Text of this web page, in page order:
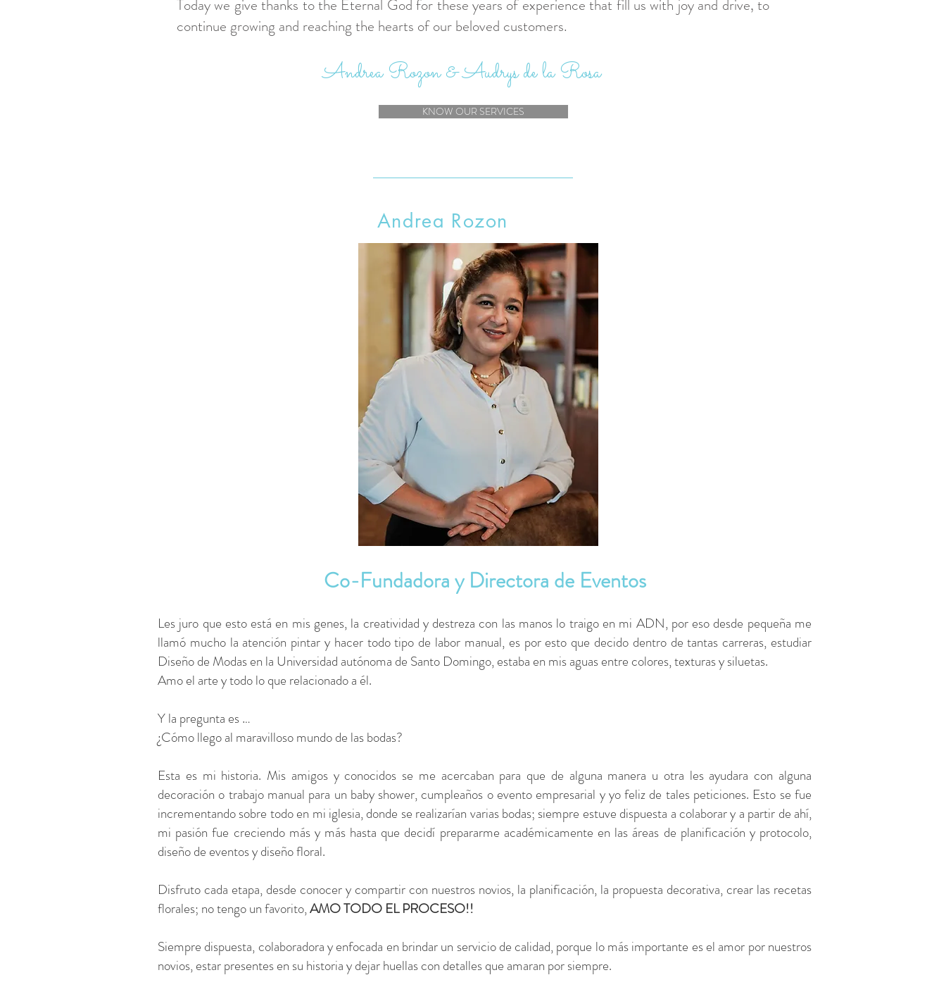
Today we give thanks to the Eternal God for these years of experience that fill us with joy and drive, to
continue growing and reaching the hearts of our beloved customers.
Andrea Rozon & Audrys de la Rosa
KNOW OUR SERVICES
Andrea Rozon
Les juro que esto está en mis genes, la creatividad y destreza con las manos lo traigo en mi ADN, por eso desde pequeña me
llamó mucho la atención pintar y hacer todo tipo de labor manual, es por esto que decido dentro de tantas carreras, estudiar
Diseño de Modas en la Universidad autónoma de Santo Domingo, estaba en mis aguas entre colores, texturas y siluetas.
Amo el arte y todo lo que relacionado a él.
Y la pregunta es …
¿Cómo llego al maravilloso mundo de las bodas?
Esta es mi historia. Mis amigos y conocidos se me acercaban para que de alguna manera u otra les ayudara con alguna
decoración o trabajo manual para un baby shower, cumpleaños o evento empresarial y yo feliz de tales peticiones. Esto se fue
incrementando sobre todo en mi iglesia, donde se realizarían varias bodas; siempre estuve dispuesta a colaborar y a partir de ahí,
mi pasión fue creciendo más y más hasta que decidí prepararme académicamente en las áreas de planificación y protocolo,
diseño de eventos y diseño floral.
Disfruto cada etapa, desde conocer y compartir con nuestros novios, la planificación, la propuesta decorativa, crear las recetas
florales; no tengo un favorito,AMO TODO EL PROCESO!!
Siempre dispuesta, colaboradora y enfocada en brindar un servicio de calidad, porque lo más importante es el amor por nuestros
novios, estar presentes en su historia y dejar huellas con detalles que amaran por siempre.
Co-Fundadora y Directora de Eventos